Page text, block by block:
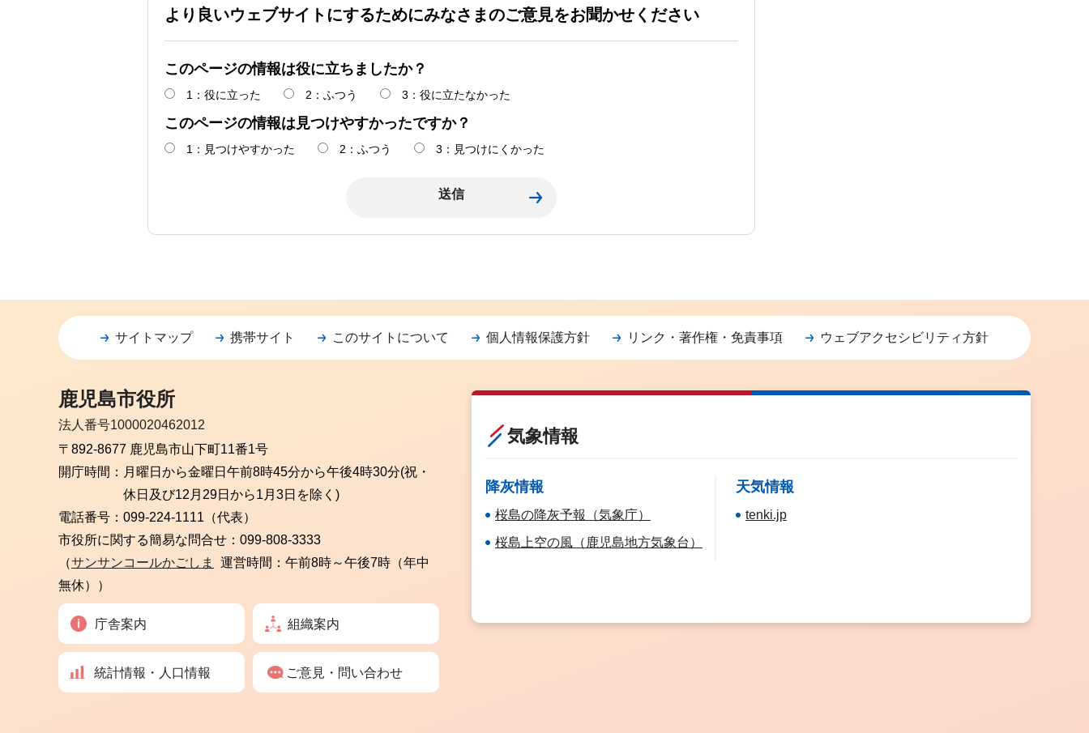
より良いウェブサイトにするためにみなさまのご意見をお聞かせください
このページの情報は役に立ちましたか？
1：役に立った 2：ふつう 3：役に立たなかった
このページの情報は見つけやすかったですか？
1：見つけやすかった 2：ふつう 3：見つけにくかった
サイトマップ 携帯サイト このサイトについて 個人情報保護方針 リンク・著作権・免責事項 ウェブアクセシビリティ方針
鹿児島市役所
法人番号1000020462012
〒892-8677 鹿児島市山下町11番1号
開庁時間： 月曜日から金曜日 午前8時45分から午後4時30分(祝・
休日及び12月29日から1月3日を除く)
電話番号： 099-224-1111（代表）
市役所に関する簡易な問合せ： 099-808-3333
（サンサンコールかごしま
運営時間：午前8時～午後7時（年中
無休））
庁舎案内 組織案内
統計情報・人口情報 ご意見・問い合わせ
気象情報
降灰情報
桜島の降灰予報（気象庁）
桜島上空の風（鹿児島地方気象台）
天気情報
tenki.jp